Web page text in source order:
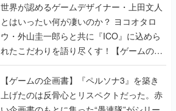
世界が認めるゲームデザイナー・上田文人
とはいったい何が凄いのか？ ヨコオタロ
ウ・外山圭一郎らと共に『ICO』に込めら
れたこだわりを語り尽くす！【ゲームの企
画書】
【ゲームの企画書】『ペルソナ3』を築き
上げたのは反骨心とリスペクトだった。赤